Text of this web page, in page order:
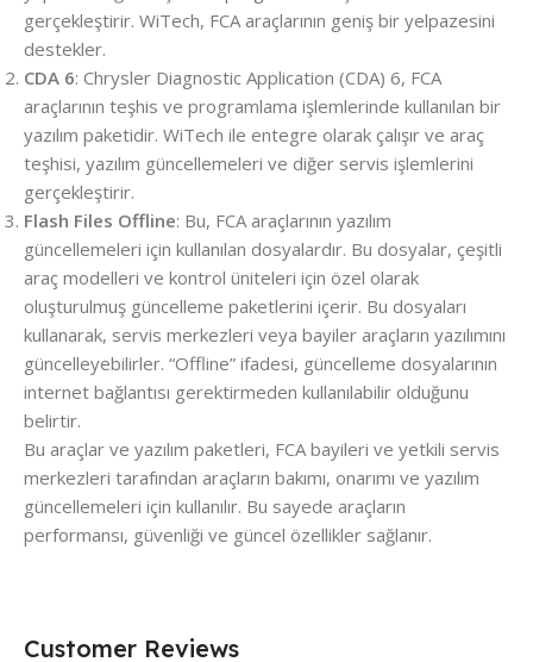
gerçekleştirir. WiTech, FCA araçlarının geniş bir yelpazesini
destekler.
CDA 6: Chrysler Diagnostic Application (CDA) 6, FCA
araçlarının teşhis ve programlama işlemlerinde kullanılan bir
yazılım paketidir. WiTech ile entegre olarak çalışır ve araç
teşhisi, yazılım güncellemeleri ve diğer servis işlemlerini
gerçekleştirir.
Flash Files Offline: Bu, FCA araçlarının yazılım
güncellemeleri için kullanılan dosyalardır. Bu dosyalar, çeşitli
araç modelleri ve kontrol üniteleri için özel olarak
oluşturulmuş güncelleme paketlerini içerir. Bu dosyaları
kullanarak, servis merkezleri veya bayiler araçların yazılımını
güncelleyebilirler. “Offline” ifadesi, güncelleme dosyalarının
internet bağlantısı gerektirmeden kullanılabilir olduğunu
belirtir.
Bu araçlar ve yazılım paketleri, FCA bayileri ve yetkili servis
merkezleri tarafından araçların bakımı, onarımı ve yazılım
güncellemeleri için kullanılır. Bu sayede araçların
performansı, güvenliği ve güncel özellikler sağlanır.
Customer Reviews